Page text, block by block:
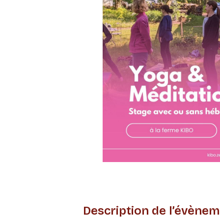
Description de